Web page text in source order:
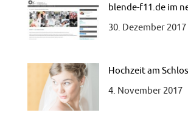
Hochzeit am Schloss